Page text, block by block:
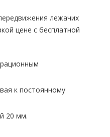
лежачих
цене с бесплатной
к постоянному
20 мм.